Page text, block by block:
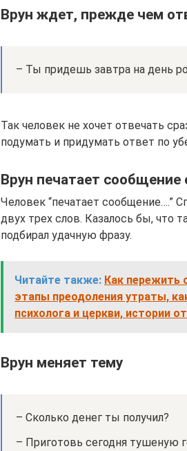
Врун ждет, прежде чем
– Ты придешь завтра на день
Так человек не хочет отвечать
подумать и придумать ответ по
Врун печатает сообщение
Человек “печатает сообщение….”
двух трех слов. Казалось бы, что
подбирал удачную фразу.
Читайте также: Как пережить
этапы преодоления утраты,
психолога и церкви, истории
Врун меняет тему
– Сколько денег ты получил?
– Приготовь сегодня тушеную